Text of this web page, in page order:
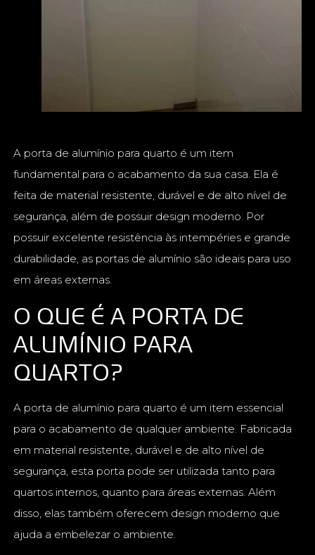
A porta de alumínio para quarto é um item
fundamental para o acabamento da sua casa. Ela é
feita de material resistente, durável e de alto nível de
segurança, além de possuir design moderno. Por
possuir excelente resistência às intempéries e grande
durabilidade, as portas de alumínio são ideais para uso
em áreas externas.
O QUE É A PORTA DE
ALUMÍNIO PARA
QUARTO?
A porta de alumínio para quarto é um item essencial
para o acabamento de qualquer ambiente. Fabricada
em material resistente, durável e de alto nível de
segurança, esta porta pode ser utilizada tanto para
quartos internos, quanto para áreas externas. Além
disso, elas também oferecem design moderno que
ajuda a embelezar o ambiente.